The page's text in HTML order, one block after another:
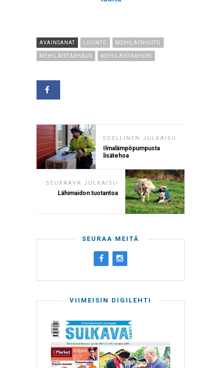
AVAINSANAT LUONTO MEHILÄISHOITO
MEHILÄISTARHAUS MEHILÄISTARHURI
EDELLINEN JULKAISU
Ilmalämpöpumpusta
lisätehoa
SEURAAVA JULKAISU
Lähimaidon tuotantoa
SEURAA MEITÄ
VIIMEISIN DIGILEHTI